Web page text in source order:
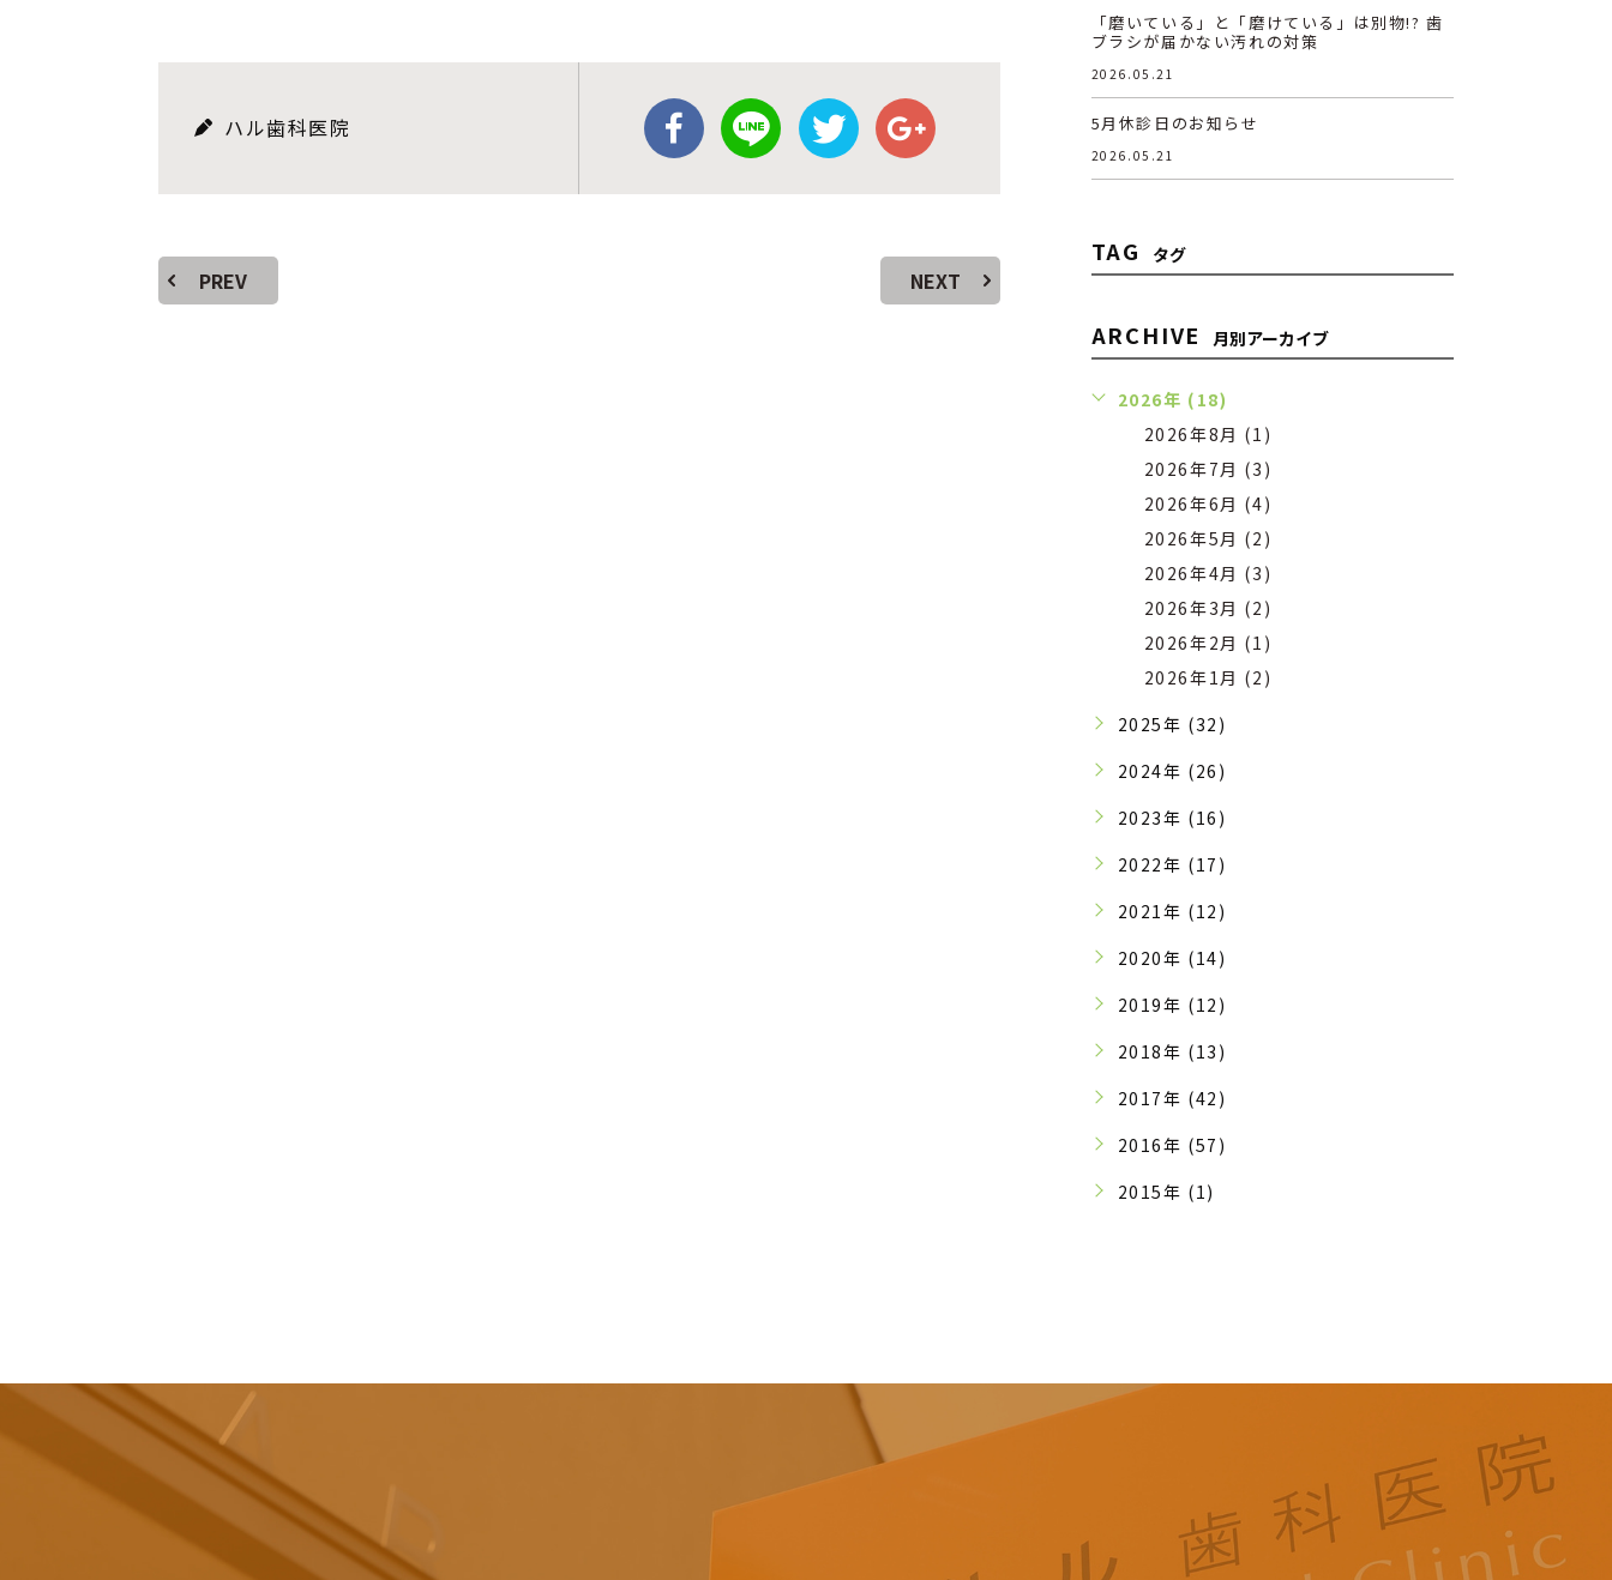
ハル歯科医院
PREV NEXT
「磨いている」と「磨けている」は別物!? 歯
ブラシが届かない汚れの対策
2026.05.21
5月休診日のお知らせ
2026.05.21
TAG タグ
ARCHIVE 月別アーカイブ
2026年 (18)
2026年8月 (1)
2026年7月 (3)
2026年6月 (4)
2026年5月 (2)
2026年4月 (3)
2026年3月 (2)
2026年2月 (1)
2026年1月 (2)
2025年 (32)
2024年 (26)
2023年 (16)
2022年 (17)
2021年 (12)
2020年 (14)
2019年 (12)
2018年 (13)
2017年 (42)
2016年 (57)
2015年 (1)